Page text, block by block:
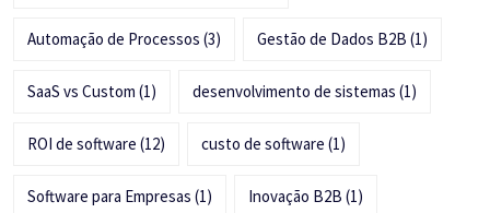
Automação de Processos (3) Gestão de Dados B2B (1)
SaaS vs Custom (1) desenvolvimento de sistemas (1)
ROI de software (12) custo de software (1)
Software para Empresas (1) Inovação B2B (1)